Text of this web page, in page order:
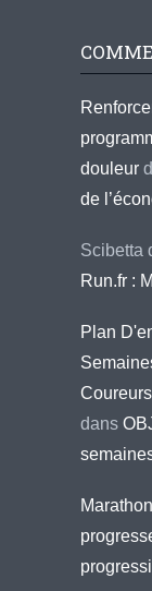
douleur
de
Scibetta
Run.fr :
Plan
dans